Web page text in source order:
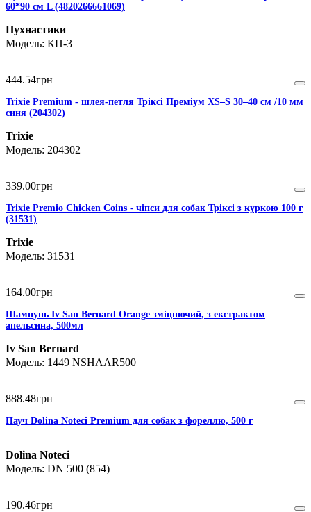
60*90 см L (4820266661069)
Пухнастики
КП-3
444.54грн
Trixie Premium - шлея-петля Тріксі Преміум XS–S 30–40 см /10 мм
синя (204302)
Trixie
204302
339.00грн
Trixie Premio Chicken Coins - чіпси для собак Тріксі з куркою 100 г
(31531)
Trixie
31531
164.00грн
Шампунь Iv San Bernard Orange зміцнючий, з екстрактом
апельсина, 500мл
Iv San Bernard
1449 NSHAAR500
888.48грн
Пауч Dolina Noteci Premium для собак з фореллю, 500 г
Dolina Noteci
DN 500 (854)
190.46грн